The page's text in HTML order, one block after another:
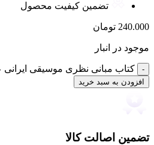
تضمین کیفیت محصول
240.000 تومان
موجود در انبار
کتاب مبانی نظری موسیقی ایرانی
افزودن به سبد خرید
تضمین اصالت کالا